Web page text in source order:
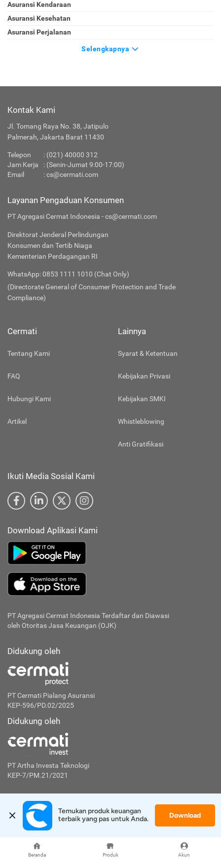
Beranda Produk Akun
Asuransi Kendaraan
Asuransi Kesehatan
Asuransi Perjalanan
Selengkapnya
Kontak Kami
Jl. Tomang Raya No. 38, Jatipulo
Palmerah, Jakarta Barat 11430
Telepon
: (021) 40000 312
Jam Kerja
: (Senin-Jumat 9:00-17:00)
Email
:cs@cermati.com
Layanan Pengaduan Konsumen
PT Agregasi Cermat Indonesia - cs@cermati.com
Direktorat Jenderal Perlindungan
Konsumen dan Tertib Niaga
Kementerian Perdagangan RI
WhatsApp: 0853 1111 1010 (Chat Only)
(Directorate General of Consumer Protection and Trade
Compliance)
Cermati
Tentang Kami
FAQ
Hubungi Kami
Artikel
Lainnya
Syarat & Ketentuan
Kebijakan Privasi
Kebijakan SMKI
Whistleblowing
Anti Gratifikasi
Ikuti Media Sosial Kami
Download Aplikasi Kami
PT Agregasi Cermat Indonesia Terdaftar dan Diawasi
oleh Otoritas Jasa Keuangan (OJK)
Didukung oleh
PT Cermati Pialang Asuransi
KEP-596/PD.02/2025
Didukung oleh
PT Artha Investa Teknologi
KEP-7/PM.21/2021
Langganan untuk mendapatkan tips finansial
Berlangganan
Disclaimer:
Temukan produk keuangan
terbaik yang pas untuk Anda.
Download